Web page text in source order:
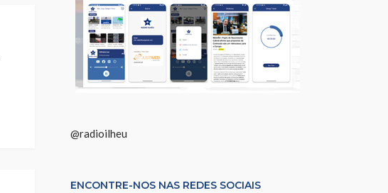
@radioilheu
ENCONTRE-NOS NAS REDES SOCIAIS